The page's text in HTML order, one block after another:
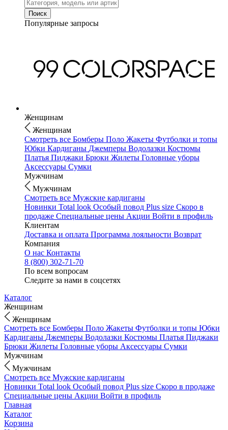
Популярные запросы
Женщинам
Женщинам
Смотреть все Бомберы Поло Жакеты Футболки и топы
Юбки Кардиганы Джемперы Водолазки Костюмы
Платья Пиджаки Брюки Жилеты Головные уборы
Аксессуары Сумки
Мужчинам
Мужчинам
Смотреть все Мужские кардиганы
Новинки Total look Особый повод Plus size Скоро в
продаже Специальные цены Акции Войти в профиль
Клиентам
Доставка и оплата Программа лояльности Возврат
Компания
О нас Контакты
8 (800) 302-71-70
По всем вопросам
Следите за нами в соцсетях
Каталог
Женщинам
Женщинам
Смотреть все Бомберы Поло Жакеты Футболки и топы Юбки
Кардиганы Джемперы Водолазки Костюмы Платья Пиджаки
Брюки Жилеты Головные уборы Аксессуары Сумки
Мужчинам
Мужчинам
Смотреть все Мужские кардиганы
Новинки Total look Особый повод Plus size Скоро в продаже
Специальные цены Акции Войти в профиль
Главная
Каталог
Корзина